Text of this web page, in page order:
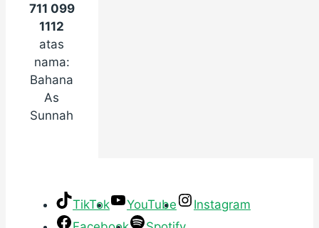
711 099
1112
atas
nama:
Bahana
As
Sunnah
TikTok YouTube
Instagram